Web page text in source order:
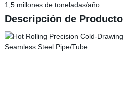
1,5 millones de toneladas/año
Descripción de Producto